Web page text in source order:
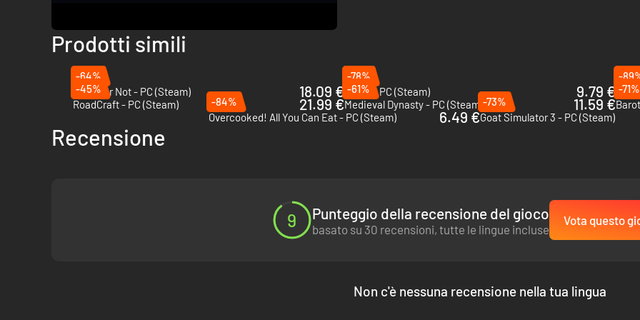
Durante la tua carriera affronterai situazioni impegnative, come civili intrappolati, incendi di natura elettrica, liquidi
Prodotti simili
-64%
Ready or Not - PC (Steam)
18.09 €
-78%
Scum - PC (Steam)
9.79 €
-
-45%
RoadCraft - PC (Steam)
21.99 €
-61%
Medieval Dynasty - PC (Steam)
11.59 €
-71%
-84%
Overcooked! All You Can Eat - PC (Steam)
6.49 €
-73%
Goat Simulator 3 - PC (Steam)
Recensione
9 Punteggio della recensione del gioco
basato su 30 recensioni, tutte le lingue incluse
Vota questo
Non c'è nessuna recensione nella tua lingua